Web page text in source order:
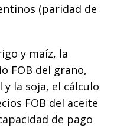
(paridad de
y maíz, la
FOB del grano,
la soja, el cálculo
FOB del aceite
de pago